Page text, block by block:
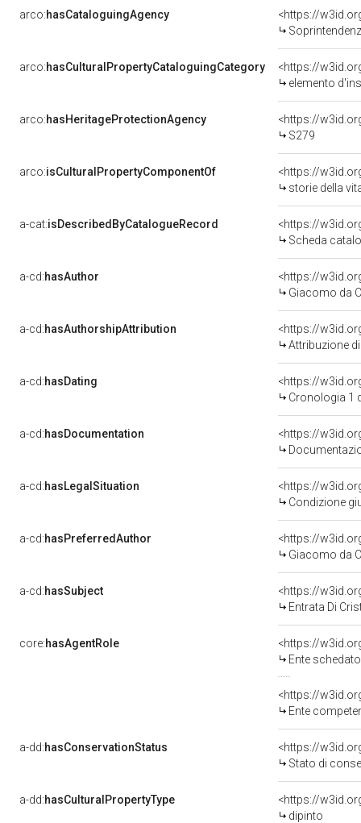
arco:hasCataloguingAgency
<https://
arco:hasCulturalPropertyCataloguingCategory
<https://
elemento
arco:hasHeritageProtectionAgency
<https://
S279
arco:isCulturalPropertyComponentOf
<https://
storie della
a-cat:isDescribedByCatalogueRecord
<https://
Scheda
a-cd:hasAuthor
<https://
Giacomo da
a-cd:hasAuthorshipAttribution
<https://
Attribuzione
a-cd:hasDating
<https://
Cronologia 1
a-cd:hasDocumentation
a-cd:hasLegalSituation
Condizione
a-cd:hasPreferredAuthor
<https://
Giacomo da
a-cd:hasSubject
<https://
Entrata Di
core:hasAgentRole
<https://
Ente schedatore
<https://
Ente competente per
a-dd:hasConservationStatus
<https://
Stato di
a-dd:hasCulturalPropertyType
<https://
dipinto